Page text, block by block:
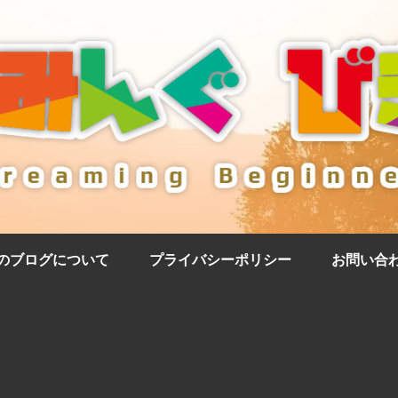
ブログについて プライバシーポリシー お問い合